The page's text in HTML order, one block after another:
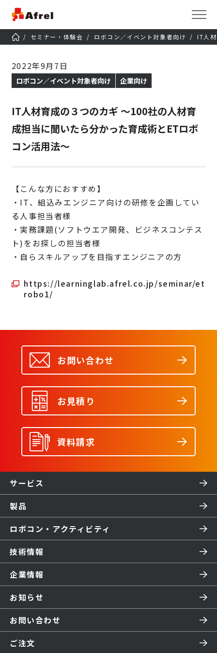
セミナー・体験会 ロボコン／イベント対象者向け IT人
2022年9月7日
ロボコン／イベント対象者向け 企業向け
IT人材育成の３つのカギ ～100社の人材育
成担当に聞いたら分かった育成術とETロボ
コン活用法～
【こんな方におすすめ】
・IT、組込みエンジニア向けの研修を企画してい
る人事担当者様
・実務課題(ソフトウエア開発、ビジネスコンテス
ト)をお探しの担当者様
・自らスキルアップを目指すエンジニアの方
https://learninglab.afrel.co.jp/seminar/et
robo1/
お問い合わせ
お見積り
資料請求
サービス
製品
ロボコン・アクティビティ
技術情報
企業情報
お知らせ
お問い合わせ
ご注文